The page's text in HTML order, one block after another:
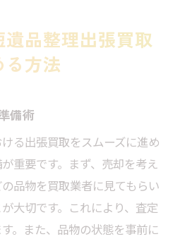
品整理出張買取
る方法
備術
る出張買取をスムーズに進め
重要です。まず、売却を考え
品物を買取業者に見てもらい
大切です。これにより、査定
。また、品物の状態を事前に